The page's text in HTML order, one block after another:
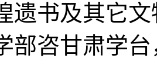
遗书及其它
部咨甘肃学